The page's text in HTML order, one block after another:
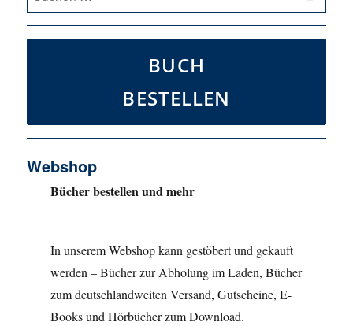
nach:
BUCH
BESTELLEN
Webshop
Bücher bestellen und mehr
In unserem Webshop kann gestöbert und gekauft
werden – Bücher zur Abholung im Laden, Bücher
zum deutschlandweiten Versand, Gutscheine, E-
Books und Hörbücher zum Download.